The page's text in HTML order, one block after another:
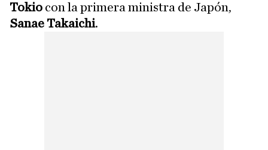
Tokio con la primera ministra de Japón,
Sanae Takaichi.